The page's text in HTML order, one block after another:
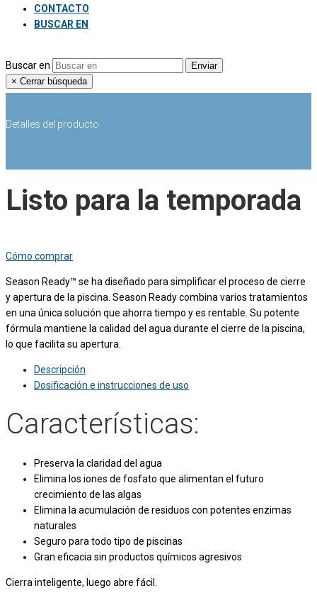
CONTACTO
BUSCAR EN
Buscar en
Enviar
× Cerrar búsqueda
Detalles del producto
Listo para la temporada
Cómo comprar
Season Ready™ se ha diseñado para simplificar el proceso de cierre
y apertura de la piscina. Season Ready combina varios tratamientos
en una única solución que ahorra tiempo y es rentable. Su potente
fórmula mantiene la calidad del agua durante el cierre de la piscina,
lo que facilita su apertura.
Descripción
Dosificación e instrucciones de uso
Características:
Preserva la claridad del agua
Elimina los iones de fosfato que alimentan el futuro
crecimiento de las algas
Elimina la acumulación de residuos con potentes enzimas
naturales
Seguro para todo tipo de piscinas
Gran eficacia sin productos químicos agresivos
Cierra inteligente, luego abre fácil.